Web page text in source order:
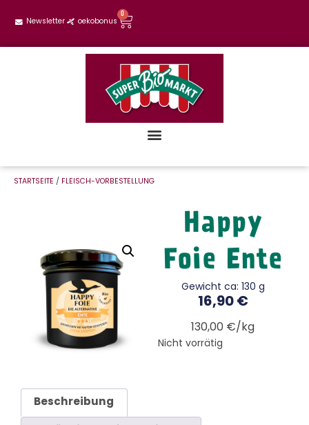
Newsletter oekobonus
0
STARTSEITE / FLEISCH-VORBESTELLUNG
Happy
Foie Ente
Gewicht ca: 130 g
16,90 €
130,00 €/kg
Nicht vorrätig
Beschreibung